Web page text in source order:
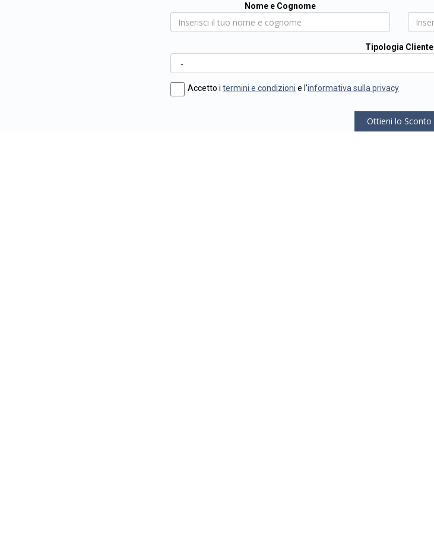
Nome e Cognome
Tipologia Cliente
Accetto i termini e condizioni e l'informativa sulla privacy
Ottieni lo Sconto